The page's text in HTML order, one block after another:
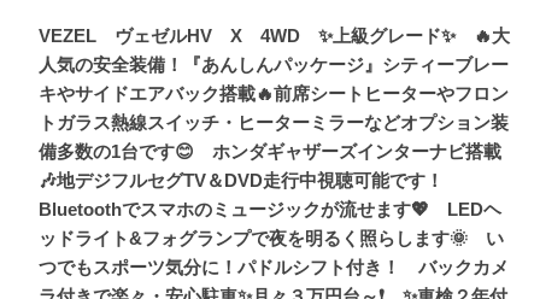
VEZEL ヴェゼルHV X 4WD ✨上級グレード✨ 🔥大
人気の安全装備！『あんしんパッケージ』シティーブレー
キやサイドエアバック搭載🔥前席シートヒーターやフロン
トガラス熱線スイッチ・ヒーターミラーなどオプション装
備多数の1台です😊 ホンダギャザーズインターナビ搭載
🎶地デジフルセグTV＆DVD走行中視聴可能です！
Bluetoothでスマホのミュージックが流せます💖 LEDヘ
ッドライト&フォグランプで夜を明るく照らします🌞 い
つでもスポーツ気分に！パドルシフト付き！ バックカメ